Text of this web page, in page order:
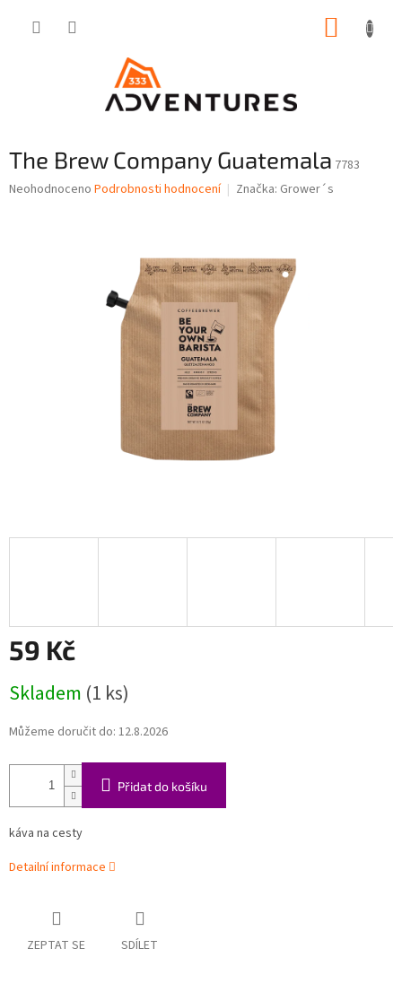
The Brew Company Guatemala 7783
Průměrné
Neohodnoceno Podrobnosti hodnocení Značka: Grower´s
59 Kč
cena:
Skladem (1 ks)
Můžeme doručit do: 12.8.2026
Přidat do košíku
káva na cesty
Detailní informace
ZEPTAT SE SDÍLET